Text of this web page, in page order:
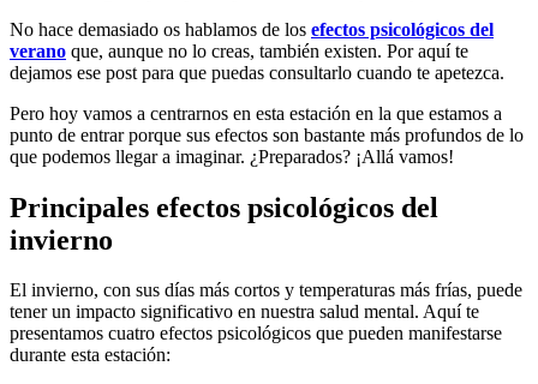
No hace demasiado os hablamos de los efectos psicológicos del
verano que, aunque no lo creas, también existen. Por aquí te
dejamos ese post para que puedas consultarlo cuando te apetezca.
Pero hoy vamos a centrarnos en esta estación en la que estamos a
punto de entrar porque sus efectos son bastante más profundos de lo
que podemos llegar a imaginar. ¿Preparados? ¡Allá vamos!
Principales efectos psicológicos del
invierno
El invierno, con sus días más cortos y temperaturas más frías, puede
tener un impacto significativo en nuestra salud mental. Aquí te
presentamos cuatro efectos psicológicos que pueden manifestarse
durante esta estación: